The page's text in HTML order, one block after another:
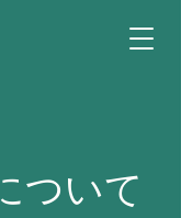
ついて